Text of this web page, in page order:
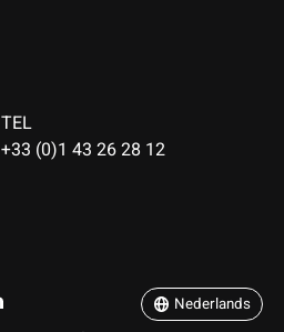
TEL
+33 (0)1 43 26 28 12
Nederlands
Español